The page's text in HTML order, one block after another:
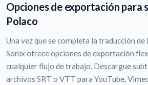
Opciones de exportación para
Polaco
Una vez que se completa la traducción de
Sonix ofrece opciones de exportación
cualquier flujo de trabajo. Descargue
archivos SRT o VTT para YouTube,